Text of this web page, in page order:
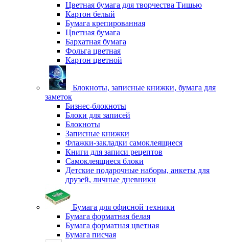
Цветная бумага для творчества Тишью
Картон белый
Бумага крепированная
Цветная бумага
Бархатная бумага
Фольга цветная
Картон цветной
Блокноты, записные книжки, бумага для
заметок
Бизнес-блокноты
Блоки для записей
Блокноты
Записные книжки
Флажки-закладки самоклеящиеся
Книги для записи рецептов
Самоклеящиеся блоки
Детские подарочные наборы, анкеты для
друзей, личные дневники
Бумага для офисной техники
Бумага форматная белая
Бумага форматная цветная
Бумага писчая